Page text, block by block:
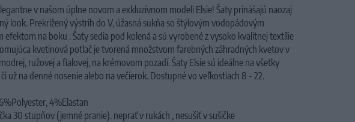
v našom úplne novom a exkluzívnom modeli Elsie! Šaty prinášajú naozaj
look. Prekrížený výstrih do V, úžasná sukňa so štýlovým vodopádovým
efektom na boku . Šaty sedia pod kolená a sú vyrobené z vysoko kvalitnej textílie
kvetinová potlač je tvorená množstvom farebných záhradných kvetov v
ružovej a fialovej, na krémovom pozadí.Šaty Elsiesú ideálne na všetky
už na denné nosenie alebo na večierok. Dostupné vo veľkostiach 8 - 22.
4%Elastan
30 stupňov (jemné pranie). neprať v rukách , nesušiť v sušičke